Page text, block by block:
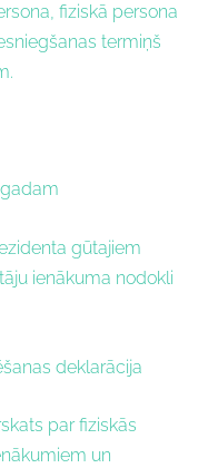
fiziskā persona
termiņš
gūtajiem
ienākuma nodokli
deklarācija
par fiziskās
un